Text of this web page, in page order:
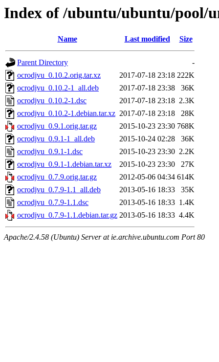
Index of /ubuntu/ubuntu/pool/
Name Last modified Size
Parent Directory
-
ocrodjvu_0.10.2.orig.tar.xz
2017-07-18 23:18 222K
ocrodjvu_0.10.2-1_all.deb
2017-07-18 23:38
36K
ocrodjvu_0.10.2-1.dsc
2017-07-18 23:18 2.3K
ocrodjvu_0.10.2-1.debian.tar.xz 2017-07-18 23:18
28K
ocrodjvu_0.9.1.orig.tar.gz
2015-10-23 23:30 768K
ocrodjvu_0.9.1-1_all.deb
2015-10-24 02:28
36K
ocrodjvu_0.9.1-1.dsc
2015-10-23 23:30 2.2K
ocrodjvu_0.9.1-1.debian.tar.xz
2015-10-23 23:30
27K
ocrodjvu_0.7.9.orig.tar.gz
2012-05-06 04:34 614K
ocrodjvu_0.7.9-1.1_all.deb
2013-05-16 18:33
35K
ocrodjvu_0.7.9-1.1.dsc
2013-05-16 18:33 1.4K
ocrodjvu_0.7.9-1.1.debian.tar.gz 2013-05-16 18:33 4.4K
Apache/2.4.58 (Ubuntu) Server at ie.archive.ubuntu.com Port 80